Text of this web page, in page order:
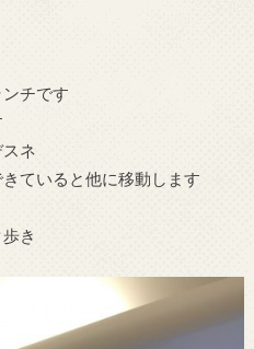
チです
ネ
ていると他に移動します
き